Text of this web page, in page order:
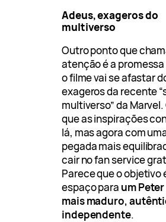
Adeus, exageros do
multiverso
Outro ponto que
atenção é a
o filme vai se afastar
exageros da recente
multiverso” da
que as inspirações
lá, mas agora com
pegada mais
cair no fan service
Parece que o objetivo
espaço para um
mais maduro,
independente.